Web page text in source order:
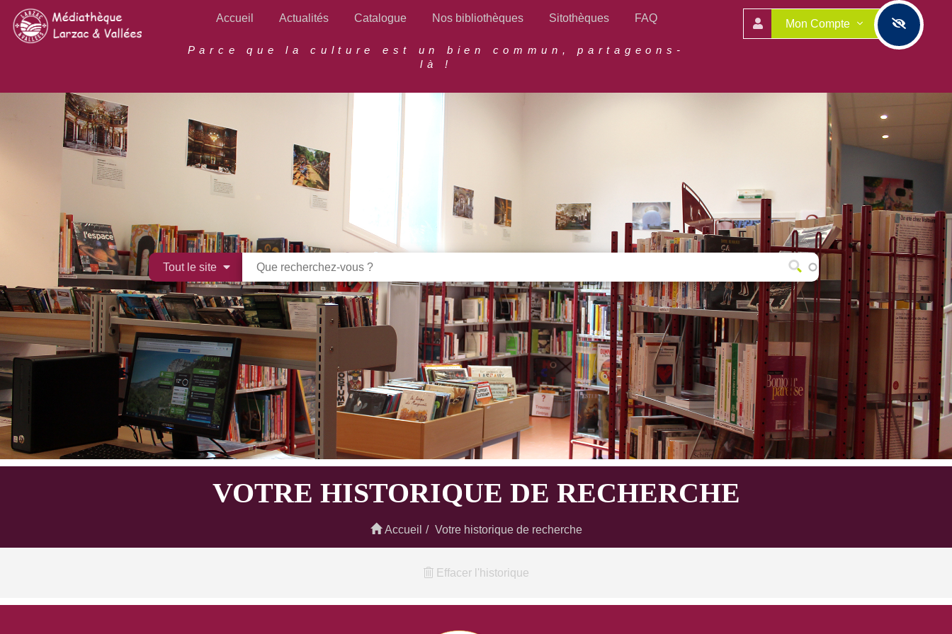
Aller
contenu
Accueil Actualités Catalogue Nos bibliothèques Sitothèques FAQ
Parce que la culture est un bien commun, partageons-
là !
Mon Compte
Tout le site
VOTRE HISTORIQUE DE RECHERCHE
Accueil Votre historique de recherche
Effacer l'historique